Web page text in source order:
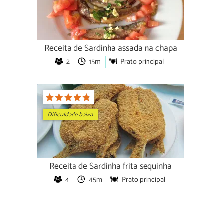
Receita de Sardinha assada na chapa
2 15m Prato principal
Dificuldade baixa
Receita de Sardinha frita sequinha
4 45m Prato principal